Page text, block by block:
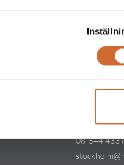
08-544 433